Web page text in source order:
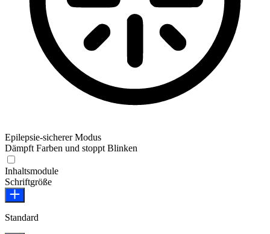
Epilepsie-sicherer Modus
Dämpft Farben und stoppt Blinken
Inhaltsmodule
Schriftgröße
Standard